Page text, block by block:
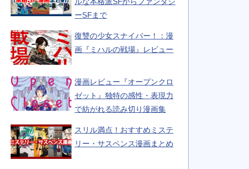
ーSFまで
復讐の少女スナイパー！：漫
画『ミハルの戦場』レビュー
漫画レビュー『オープンクロ
ゼット』独特の感性・表現力
で紡がれる読み切り漫画集
スリル満点！おすすめミステ
リー・サスペンス漫画まとめ